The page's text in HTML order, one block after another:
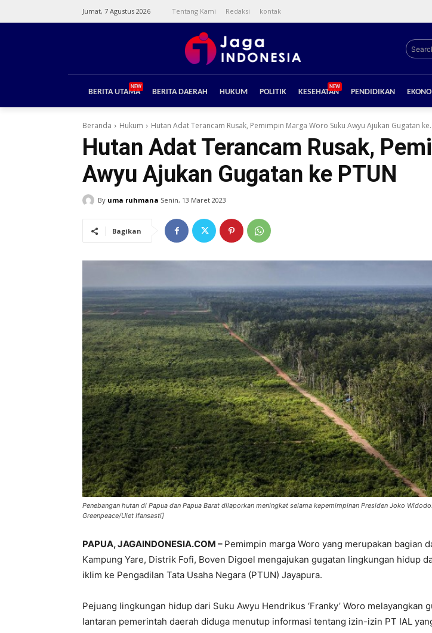
Jumat, 7 Agustus 2026 Tentang Kami Redaksi kontak
BERITA UTAMA
NEW
BERITA DAERAH HUKUM POLITIK KESEHATAN
NEW
PENDIDIKAN
Beranda Hukum Hutan Adat Terancam Rusak, Pemimpin Marga Woro Suku Awyu Ajukan Gugatan
Hutan Adat Terancam Rusak,
Awyu Ajukan Gugatan ke PTUN
By uma ruhmana Senin, 13 Maret 2023
Bagikan
Penebangan hutan di Papua dan Papua Barat dilaporkan meningkat selama kepemimpinan Presiden Joko
Greenpeace/Ulet Ifansasti]
PAPUA, JAGAINDONESIA.COM – Pemimpin marga Woro yang merupakan bagian
Kampung Yare, Distrik Fofi, Boven Digoel mengajukan gugatan lingkungan hidup
iklim ke Pengadilan Tata Usaha Negara (PTUN) Jayapura.
Pejuang lingkungan hidup dari Suku Awyu Hendrikus ‘Franky’ Woro melayangkan
lantaran pemerintah daerah diduga menutup informasi tentang izin-izin PT IAL